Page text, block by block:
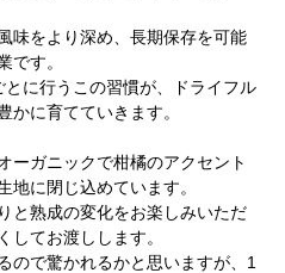
味をより深め、長期保存を可能
です。
に行うこの習慣が、ドライフル
かに育てていきます。
ーガニックで柑橘のアクセント
地に閉じ込めています。
と熟成の変化をお楽しみいただ
してお渡しします。
ので驚かれるかと思いますが、1